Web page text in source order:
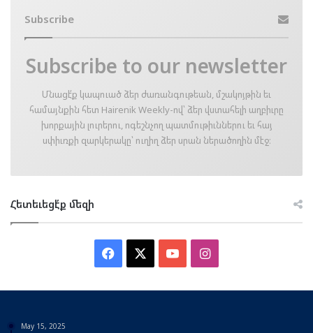
Subscribe
Subscribe to our newsletter
Մնացէ՛ք կապուած ձեր ժառանգութեան, մշակոյթին եւ
համայնքին հետ Hairenik Weekly-ով՝ ձեր վստահելի աղբիւրը
խորքային լուրերու, ոգեշնչող պատմութիւններու եւ հայ
սփիւռքի զարկերակը՝ ուղիղ ձեր սրան ներածողին մէջ։
Հետեւեցէ՛ք մեզի
Facebook YouTubeInstagram
May 15, 2025